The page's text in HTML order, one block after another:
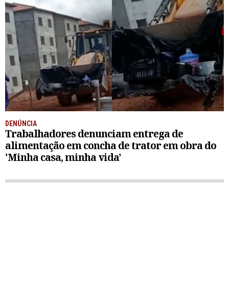
DENÚNCIA
Trabalhadores denunciam entrega de
alimentação em concha de trator em obra do
'Minha casa, minha vida'